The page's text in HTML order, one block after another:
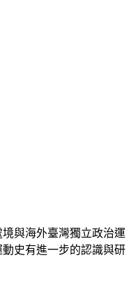
與海外臺灣獨立政治運
史有進一步的認識與研